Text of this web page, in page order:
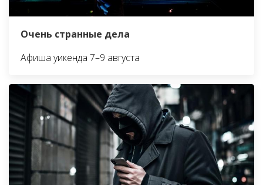
Очень странные дела
Афиша уикенда 7–9 августа